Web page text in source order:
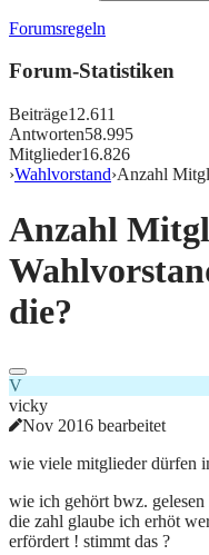
Forumsregeln
Forum-Statistiken
Beiträge12.611
Antworten58.995
Mitglieder16.826
›Wahlvorstand›Anzahl
Anzahl
die?
V
vicky
Nov 2016 bearbeitet
wie viele mitglieder dürfen
wie ich gehört bwz. gelesen
die zahl glaube ich erhöt
erfördert ! stimmt das ?